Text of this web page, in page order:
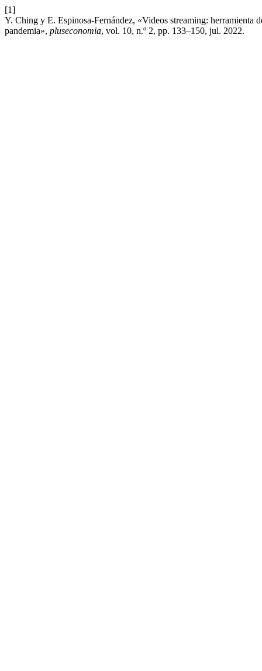
[1]
Y. Ching y E. Espinosa-Fernández, «Videos streaming: herramienta
pandemia», pluseconomia, vol. 10, n.º 2, pp. 133–150, jul. 2022.